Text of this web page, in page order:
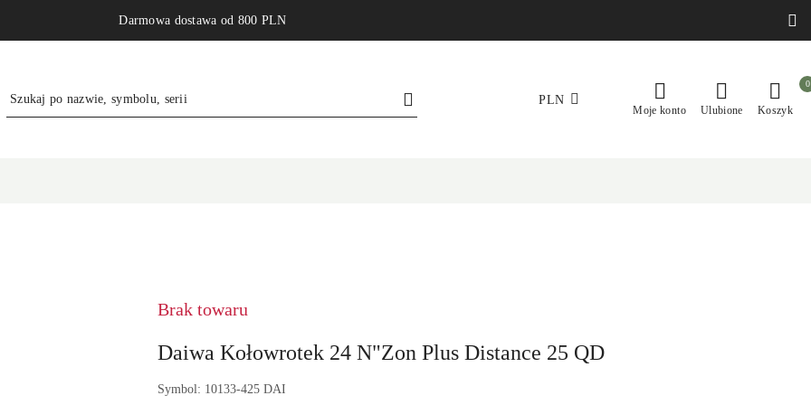
Darmowa dostawa od 800 PLN
PLN
Moje konto Ulubione Koszyk
0
GERMANY
GMBH
Brak towaru
Daiwa Kołowrotek 24 N"Zon Plus Distance 25 QD
Symbol: 10133-425 DAI